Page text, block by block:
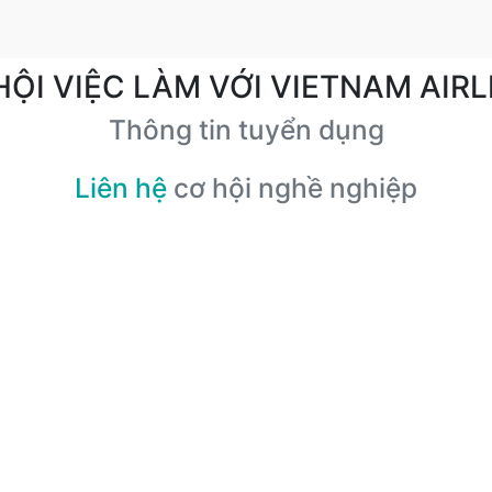
VIỆC LÀM VỚI VIETNAM
Thông tin tuyển dụng
Liên hệ cơ hội nghề nghiệp